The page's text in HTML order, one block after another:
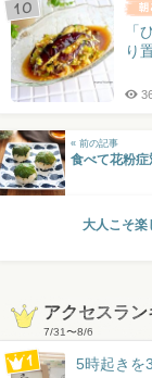
「
り
« 前の記事
食べて花粉
大人こそ楽
アクセスラン
7/31〜8/6
5時起きを